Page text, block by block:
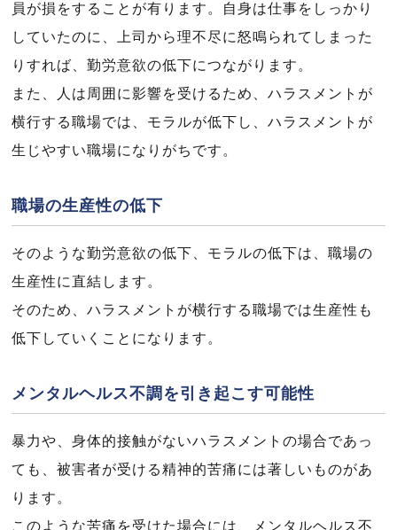
員が損をすることが有ります。自身は仕事をしっかり
していたのに、上司から理不尽に怒鳴られてしまった
りすれば、勤労意欲の低下につながります。
また、人は周囲に影響を受けるため、ハラスメントが
横行する職場では、モラルが低下し、ハラスメントが
生じやすい職場になりがちです。
職場の生産性の低下
そのような勤労意欲の低下、モラルの低下は、職場の
生産性に直結します。
そのため、ハラスメントが横行する職場では生産性も
低下していくことになります。
メンタルヘルス不調を引き起こす可能性
暴力や、身体的接触がないハラスメントの場合であっ
ても、被害者が受ける精神的苦痛には著しいものがあ
ります。
このような苦痛を受けた場合には、メンタルヘルス不